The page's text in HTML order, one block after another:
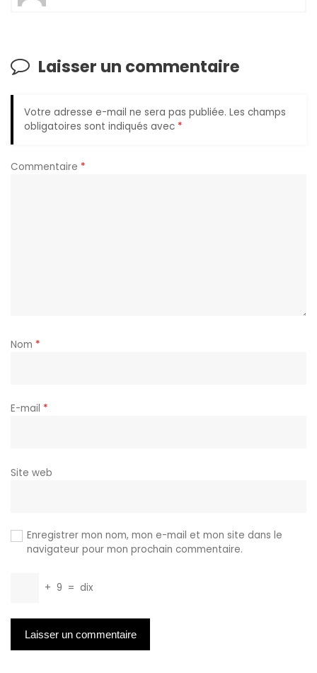
Laisser un commentaire
Votre adresse e-mail ne sera pas publiée. Les champs
obligatoires sont indiqués avec *
Commentaire *
Nom *
E-mail *
Site web
Enregistrer mon nom, mon e-mail et mon site dans le
navigateur pour mon prochain commentaire.
+ 9 = dix